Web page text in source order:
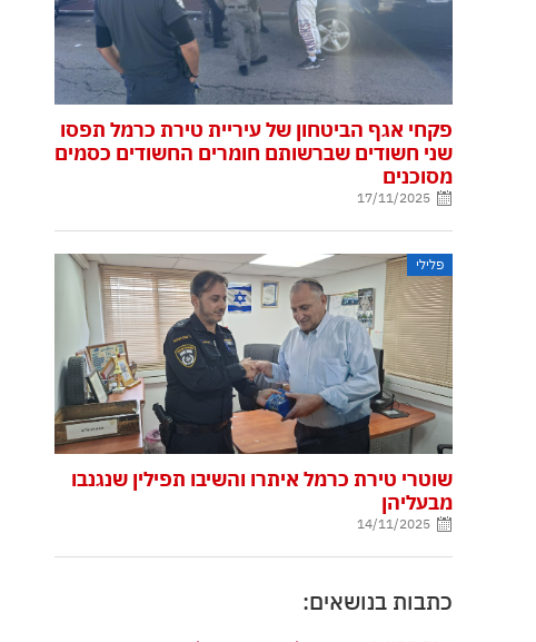
פקחי אגף הביטחון של עיריית טירת כרמל תפסו
שני חשודים שברשותם חומרים החשודים כסמים
מסוכנים
17/11/2025
פלילי
שוטרי טירת כרמל איתרו והשיבו תפילין שנגנבו
מבעליהן
14/11/2025
כתבות בנושאים: